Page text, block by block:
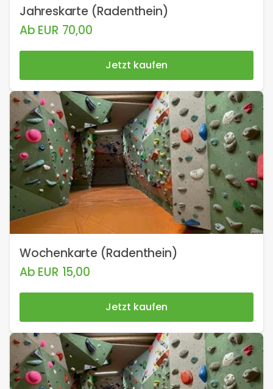
Jahreskarte (Radenthein)
Ab EUR 70,00
Jetzt kaufen
Wochenkarte (Radenthein)
Ab EUR 15,00
Jetzt kaufen